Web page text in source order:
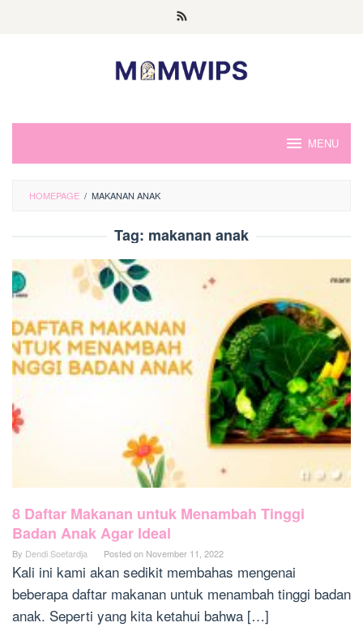
MENU
HOMEPAGE / MAKANAN ANAK
Tag: makanan anak
8 Daftar Makanan untuk Menambah Tinggi
Badan Anak Agar Ideal
By Dendi Soetardja Posted on November 11, 2022
Kali ini kami akan sedikit membahas mengenai
beberapa daftar makanan untuk menambah tinggi badan
anak. Seperti yang kita ketahui bahwa […]